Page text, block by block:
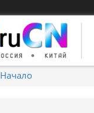
Начало